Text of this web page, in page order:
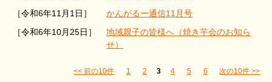
［令和6年11月1日］
かんがるー通信11月号
［令和6年10月25日］
地域親子の皆様へ（焼き芋会のお知ら
せ）
<< 前の10件 1 2 3 4 5 6
次の10件 >>